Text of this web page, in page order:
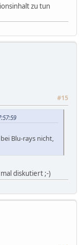
zu tun
#15
Blu-rays nicht,
diskutiert ;-)